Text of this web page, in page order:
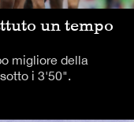
un tempo
migliore della
i 3'50".